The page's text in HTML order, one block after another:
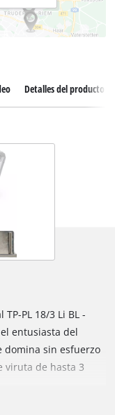
Detalles del producto
PL 18/3 Li BL -
entusiasta del
domina sin esfuerzo
viruta de hasta 3
sin escobillas